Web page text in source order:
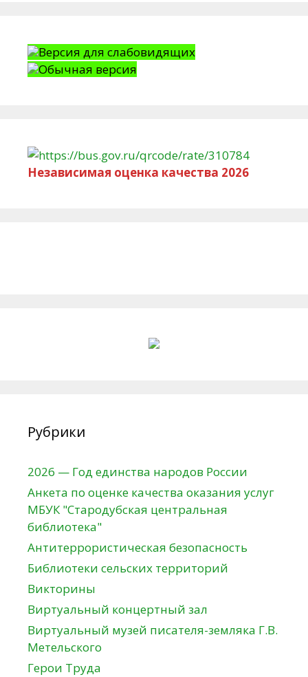
Версия для слабовидящих
Обычная версия
Независимая оценка качества 2026
Рубрики
2026 — Год единства народов России
Анкета по оценке качества оказания услуг
МБУК "Стародубская центральная
библиотека"
Антитеррористическая безопасность
Библиотеки сельских территорий
Викторины
Виртуальный концертный зал
Виртуальный музей писателя-земляка Г.В.
Метельского
Герои Труда